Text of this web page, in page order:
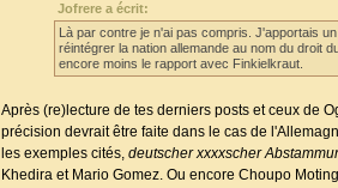
Jofrere a écrit:
Là par contre je n'ai pas compris. J'apportais
réintégrer la nation allemande au nom du droit
encore moins le rapport avec Finkielkraut.
Après (re)lecture de tes derniers posts et ceux de
précision devrait être faite dans le cas de
les exemples cités, deutscher xxxxscher
Khedira et Mario Gomez. Ou encore Choupo